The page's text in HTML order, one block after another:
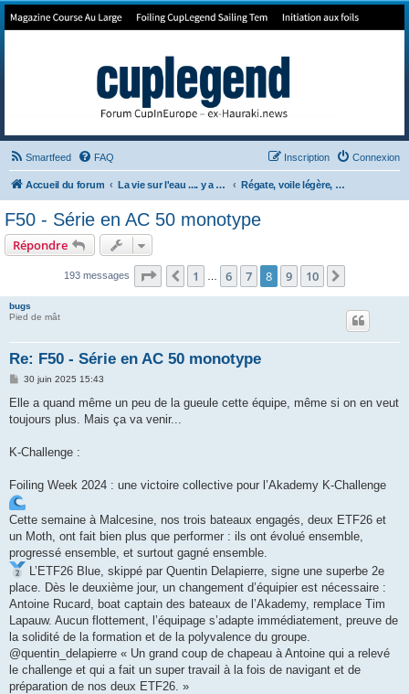
Forum de Cup In Europe
Smartfeed FAQ Connexion
Inscription
Accueil du forum La vie sur l'eau .... y a pas qu'la Cup Régate, voile légère, match race
F50 - Série en AC 50 monotype
Répondre
193 messages Page sur 10
Précédent
1 … 6 7 8 9 10
bugs
Pied de mât
Re: F50 - Série en AC 50 monotype
M
s
a
30 juin 2025 15:43
Elle a quand même un peu de la gueule cette équipe, même si on en veut
toujours plus. Mais ça va venir...
K-Challenge :
Foiling Week 2024 : une victoire collective pour l’Akademy K-Challenge
Cette semaine à Malcesine, nos trois bateaux engagés, deux ETF26 et
un Moth, ont fait bien plus que performer : ils ont évolué ensemble,
progressé ensemble, et surtout gagné ensemble.
L’ETF26 Blue, skippé par Quentin Delapierre, signe une superbe 2e
place. Dès le deuxième jour, un changement d’équipier est nécessaire :
Antoine Rucard, boat captain des bateaux de l’Akademy, remplace Tim
Lapauw. Aucun flottement, l’équipage s’adapte immédiatement, preuve de
la solidité de la formation et de la polyvalence du groupe.
@quentin_delapierre « Un grand coup de chapeau à Antoine qui a relevé
le challenge et qui a fait un super travail à la fois de navigant et de
préparation de nos deux ETF26. »